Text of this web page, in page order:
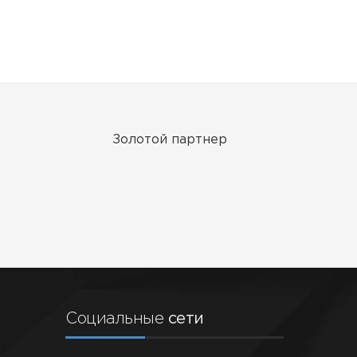
Золотой партнер
Социальные сети